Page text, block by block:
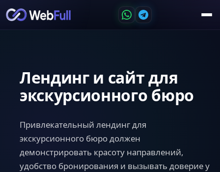
Лендинг и сайт для
экскурсионного бюро
Привлекательный лендинг для
экскурсионного бюро должен
демонстрировать красоту направлений,
удобство бронирования и вызывать доверие у